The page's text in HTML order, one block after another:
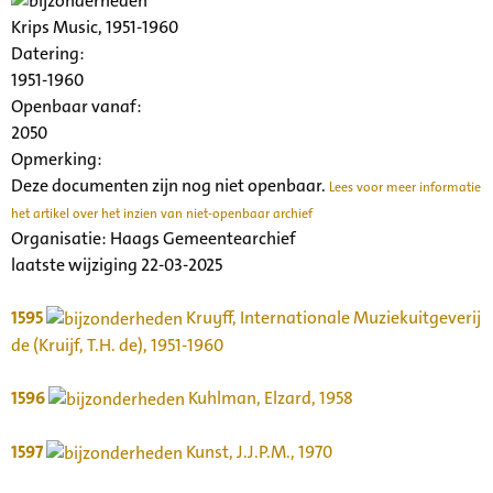
Krips Music, 1951-1960
Datering:
1951-1960
Openbaar vanaf:
2050
Opmerking:
Deze documenten zijn nog niet openbaar. Lees voor meer informatie
het artikel over het inzien van niet-openbaar archief
Organisatie: Haags Gemeentearchief
laatste wijziging 22-03-2025
1595
Kruyff, Internationale Muziekuitgeverij
de (Kruijf, T.H. de), 1951-1960
1596 Kuhlman, Elzard, 1958
1597 Kunst, J.J.P.M., 1970